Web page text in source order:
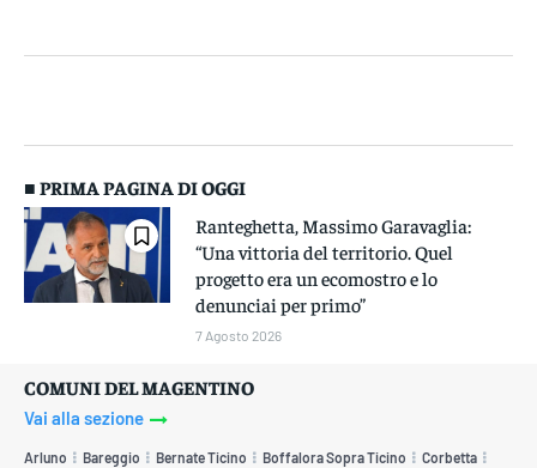
■ PRIMA PAGINA DI OGGI
Ranteghetta, Massimo Garavaglia:
“Una vittoria del territorio. Quel
progetto era un ecomostro e lo
denunciai per primo”
7 Agosto 2026
COMUNI DEL MAGENTINO
Vai alla sezione
Arluno Bareggio Bernate Ticino Boffalora Sopra Ticino Corbetta